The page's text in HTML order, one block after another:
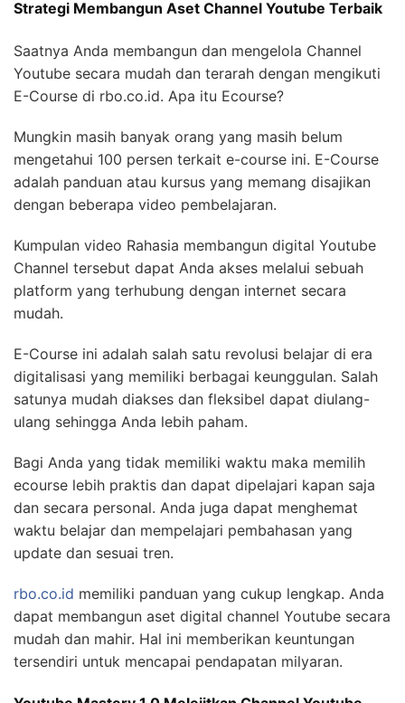
Strategi Membangun Aset Channel Youtube Terbaik
Saatnya Anda membangun dan mengelola Channel
Youtube secara mudah dan terarah dengan mengikuti
E-Course di rbo.co.id. Apa itu Ecourse?
Mungkin masih banyak orang yang masih belum
mengetahui 100 persen terkait e-course ini. E-Course
adalah panduan atau kursus yang memang disajikan
dengan beberapa video pembelajaran.
Kumpulan video Rahasia membangun digital Youtube
Channel tersebut dapat Anda akses melalui sebuah
platform yang terhubung dengan internet secara
mudah.
E-Course ini adalah salah satu revolusi belajar di era
digitalisasi yang memiliki berbagai keunggulan. Salah
satunya mudah diakses dan fleksibel dapat diulang-
ulang sehingga Anda lebih paham.
Bagi Anda yang tidak memiliki waktu maka memilih
ecourse lebih praktis dan dapat dipelajari kapan saja
dan secara personal. Anda juga dapat menghemat
waktu belajar dan mempelajari pembahasan yang
update dan sesuai tren.
rbo.co.id memiliki panduan yang cukup lengkap. Anda
dapat membangun aset digital channel Youtube secara
mudah dan mahir. Hal ini memberikan keuntungan
tersendiri untuk mencapai pendapatan milyaran.